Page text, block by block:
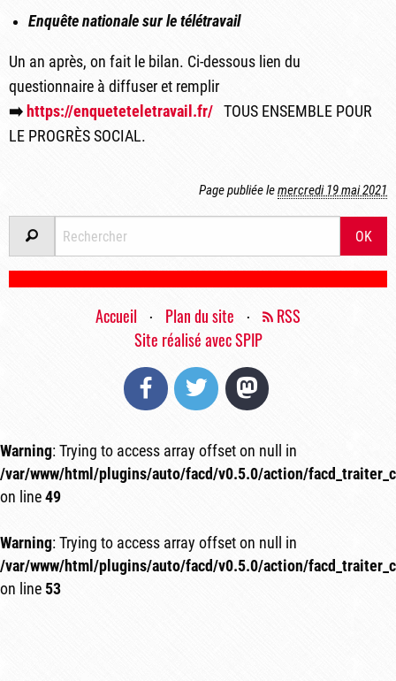
Enquête nationale sur le télétravail
Un an après, on fait le bilan. Ci-dessous lien du
questionnaire à diffuser et remplir
➡️ https://enqueteteletravail.fr/TOUS ENSEMBLE POUR
LE PROGRÈS SOCIAL.
Page publiée lemercredi 19 mai 2021
OK
Accueil ⋅ Plan du site ⋅
RSS
Site réalisé avec SPIP
Warning: Trying to access array offset on null in
/var/www/html/plugins/auto/facd/v0.5.0/action/
on line 49
Warning: Trying to access array offset on null in
/var/www/html/plugins/auto/facd/v0.5.0/action/
on line 53